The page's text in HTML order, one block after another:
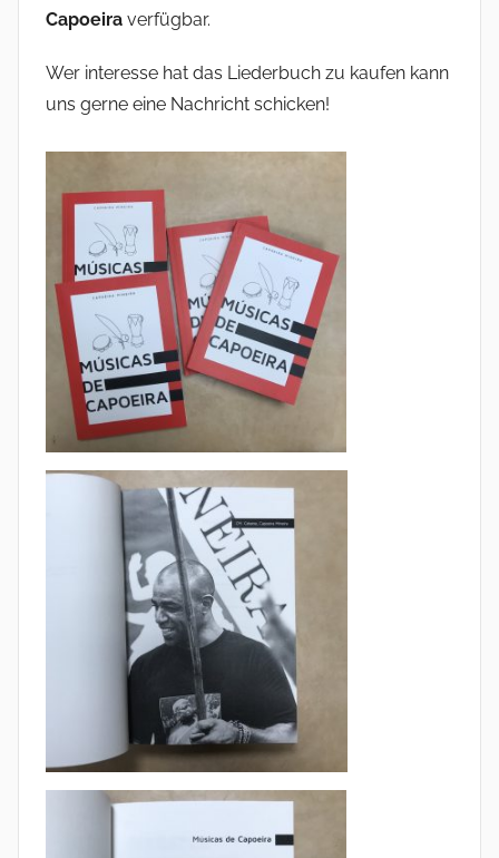
Capoeira verfügbar.
Wer interesse hat das Liederbuch zu kaufen kann
uns gerne eine Nachricht schicken!